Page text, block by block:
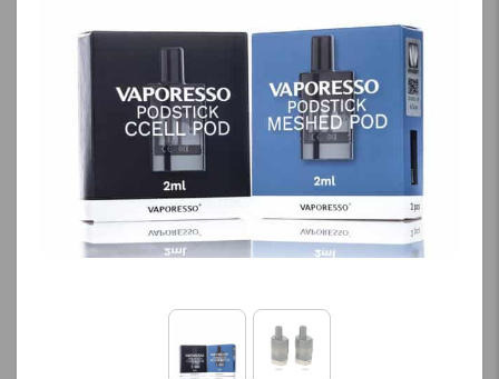
آخرین بروزرسانی
قیمت: 13 ساعت پیش
تمامی قیمت ها بروز
هستند.
-
افزودن به سبد خرید